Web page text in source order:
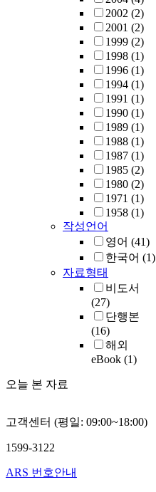
2002 (2)
2001 (2)
1999 (2)
1998 (1)
1996 (1)
1994 (1)
1991 (1)
1990 (1)
1989 (1)
1988 (1)
1987 (1)
1985 (2)
1980 (2)
1971 (1)
1958 (1)
작성언어
영어 (41)
한국어 (1)
자료형태
비도서
(27)
단행본
(16)
해외
eBook (1)
오늘 본 자료
고객센터 (평일: 09:00~18:00)
1599-3122
ARS 번호안내